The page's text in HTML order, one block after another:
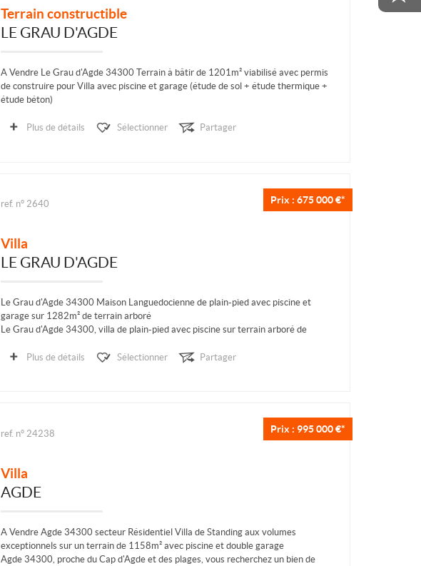
Terrain constructible
LE GRAU D'AGDE
A Vendre Le Grau d'Agde 34300 Terrain à bâtir de 1201m² viabilisé avec permis
de construire pour Villa avec piscine et garage (étude de sol + étude thermique +
étude béton)
Le Grau d'Agde 34300, en pleine nature au milieu des Pins secteur Baluffe au cœur
Plus de détails Sélectionner Partager
Prix : 675 000 €*
ref. n° 2640
Villa
LE GRAU D'AGDE
Le Grau d'Agde 34300 Maison Languedocienne de plain-pied avec piscine et
garage sur 1282m² de terrain arboré
Le Grau d'Agde 34300, villa de plain-pied avec piscine sur terrain arboré de
Plus de détails Sélectionner Partager
Prix : 995 000 €*
ref. n° 24238
Villa
AGDE
A Vendre Agde 34300 secteur Résidentiel Villa de Standing aux volumes
exceptionnels sur un terrain de 1158m² avec piscine et double garage
Agde 34300, proche du Cap d'Agde et des plages, vous recherchez un bien de